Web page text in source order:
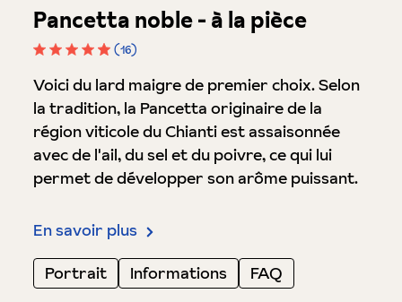
Pancetta noble - à la pièce
(16)
Voici du lard maigre de premier choix. Selon
la tradition, la Pancetta originaire de la
région viticole du Chianti est assaisonnée
avec de l'ail, du sel et du poivre, ce qui lui
permet de développer son arôme puissant.
En savoir plus
Portrait
Informations FAQ